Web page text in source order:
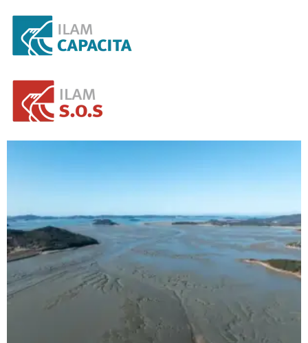
NOVEDADES DEL PATRIMONIO
Declaran patrimonio cultural inmaterial de
Argentina a la ruta del Vitimigrante